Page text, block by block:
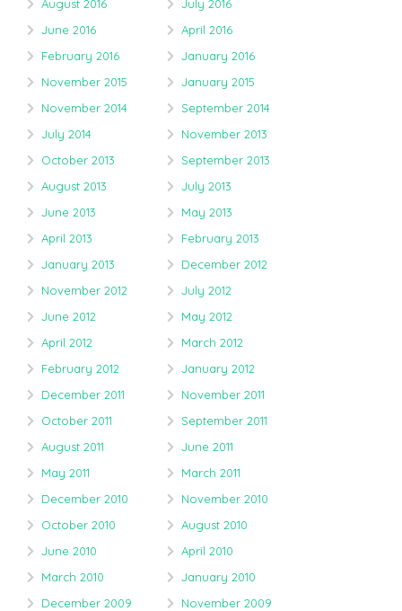
August 2016
July 2016
June 2016
April 2016
February 2016
January 2016
November 2015
January 2015
November 2014
September 2014
July 2014
November 2013
October 2013
September 2013
August 2013
July 2013
June 2013
May 2013
April 2013
February 2013
January 2013
December 2012
November 2012
July 2012
June 2012
May 2012
April 2012
March 2012
February 2012
January 2012
December 2011
November 2011
October 2011
September 2011
August 2011
June 2011
May 2011
March 2011
December 2010
November 2010
October 2010
August 2010
June 2010
April 2010
March 2010
January 2010
December 2009
November 2009